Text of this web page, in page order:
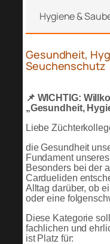
Hygiene &
Gesundheit,
Seuchenschutz
📌 WICHTIG:
„Gesundheit,
Liebe
die Gesundheit
Fundament
Besonders bei der
Cardueliden
Alltag darüber, ob
oder eine
Diese Kategorie
fachlichen und
ist Platz für: